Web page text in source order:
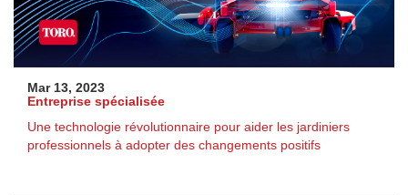
Mar 13, 2023
Entreprise spécialisée
Une technologie révolutionnaire pour aider les jardiniers
professionnels à adopter des changements positifs